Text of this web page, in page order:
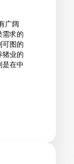
广阔
需求的
可图的
猪业的
是在中